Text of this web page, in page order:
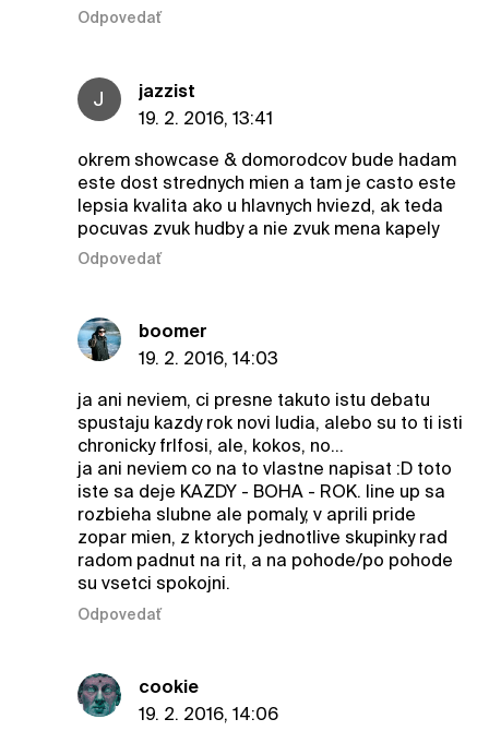
Odpovedať
J
jazzist
19. 2. 2016, 13:41
okrem showcase & domorodcov bude hadam
este dost strednych mien a tam je casto este
lepsia kvalita ako u hlavnych hviezd, ak teda
pocuvas zvuk hudby a nie zvuk mena kapely
Odpovedať
boomer
19. 2. 2016, 14:03
ja ani neviem, ci presne takuto istu debatu
spustaju kazdy rok novi ludia, alebo su to ti isti
chronicky frlfosi, ale, kokos, no...
ja ani neviem co na to vlastne napisat :D toto
iste sa deje KAZDY - BOHA - ROK. line up sa
rozbieha slubne ale pomaly, v aprili pride
zopar mien, z ktorych jednotlive skupinky rad
radom padnut na rit, a na pohode/po pohode
su vsetci spokojni.
Odpovedať
cookie
19. 2. 2016, 14:06